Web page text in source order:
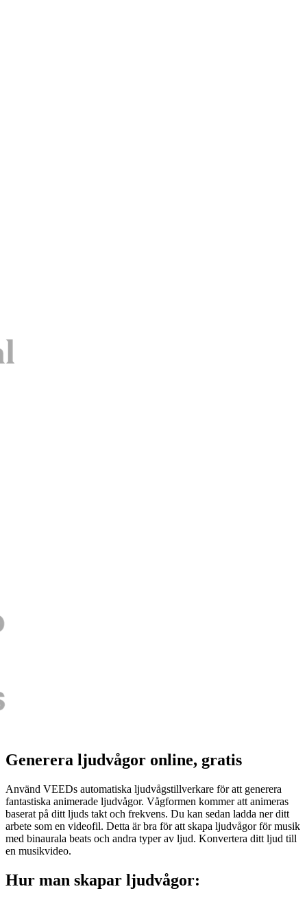
Generera ljudvågor online, gratis
Använd VEEDs automatiska ljudvågstillverkare för att generera
fantastiska animerade ljudvågor. Vågformen kommer att animeras
baserat på ditt ljuds takt och frekvens. Du kan sedan ladda ner ditt
arbete som en videofil. Detta är bra för att skapa ljudvågor för musik
med binaurala beats och andra typer av ljud. Konvertera ditt ljud till
en musikvideo.
Hur man skapar ljudvågor: